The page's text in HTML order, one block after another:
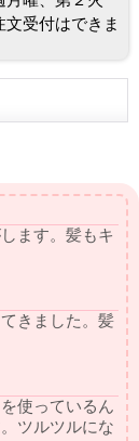
受付はできま
ます。髪もキ
きました。髪
使っているん
ツルツルにな